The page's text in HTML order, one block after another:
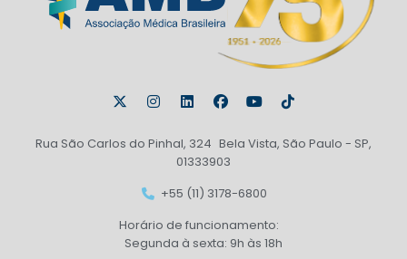
Rua São Carlos do Pinhal, 324 Bela Vista, São Paulo - SP,
01333903
+55 (11) 3178-6800
Horário de funcionamento:
Segunda à sexta: 9h às 18h